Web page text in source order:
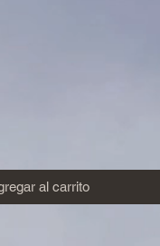
al carrito